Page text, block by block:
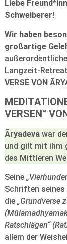
Liebe
Schweiberer!
Wir haben
großartige
Langzeit-
VERSE VON
VERSEN“
Āryadeva war
und gilt mit ihm
des Mittleren
Seine
Schriften seines
die „Grundverse
(
Ratschlägen“ (
allem der